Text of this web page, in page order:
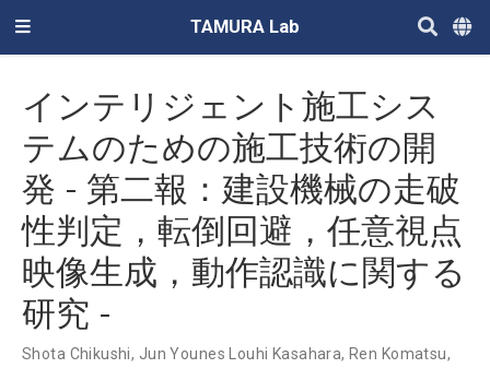
TAMURA Lab
インテリジェント施工シス
テムのための施工技術の開
発 - 第二報：建設機械の走破
性判定，転倒回避，任意視点
映像生成，動作認識に関する
研究 -
Shota Chikushi, Jun Younes Louhi Kasahara, Ren Komatsu,